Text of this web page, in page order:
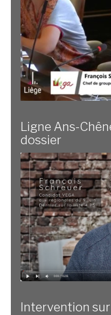
Ligne Ans-
dossier
Intervention